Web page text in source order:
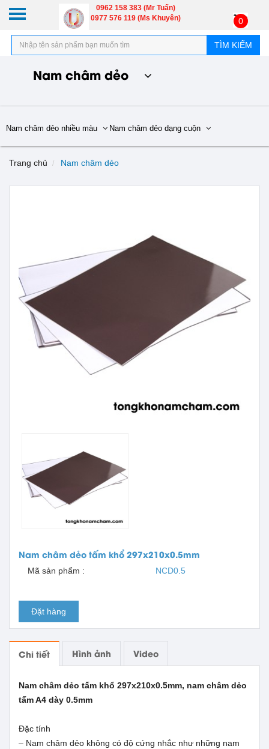
0962 158 383 (Mr Tuấn)
0977 576 119 (Ms Khuyên)
0
TÌM KIẾM
Nam châm dẻo
Nam châm dẻo nhiều màu Nam châm dẻo dạng cuộn
Trang chủ Nam châm dẻo
Nam châm dẻo tấm khổ 297x210x0.5mm
Mã sản phẩm : NCD0.5
Đặt hàng
Chi tiết Hình ảnh Video
Nam châm dẻo tấm khổ 297x210x0.5mm, nam châm dẻo
tấm A4 dày 0.5mm
Đặc tính
– Nam châm dẻo không có độ cứng nhắc như những nam